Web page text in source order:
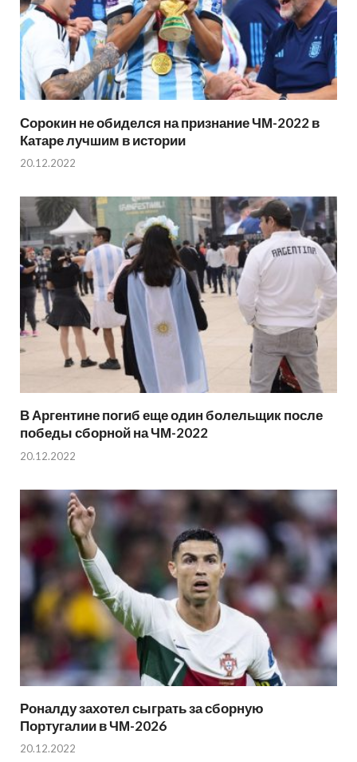
Сорокин не обиделся на признание ЧМ-2022 в
Катаре лучшим в истории
20.12.2022
В Аргентине погиб еще один болельщик после
победы сборной на ЧМ-2022
20.12.2022
Роналду захотел сыграть за сборную
Португалии в ЧМ-2026
20.12.2022